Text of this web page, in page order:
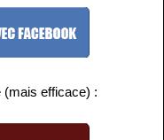
(mais efficace) :